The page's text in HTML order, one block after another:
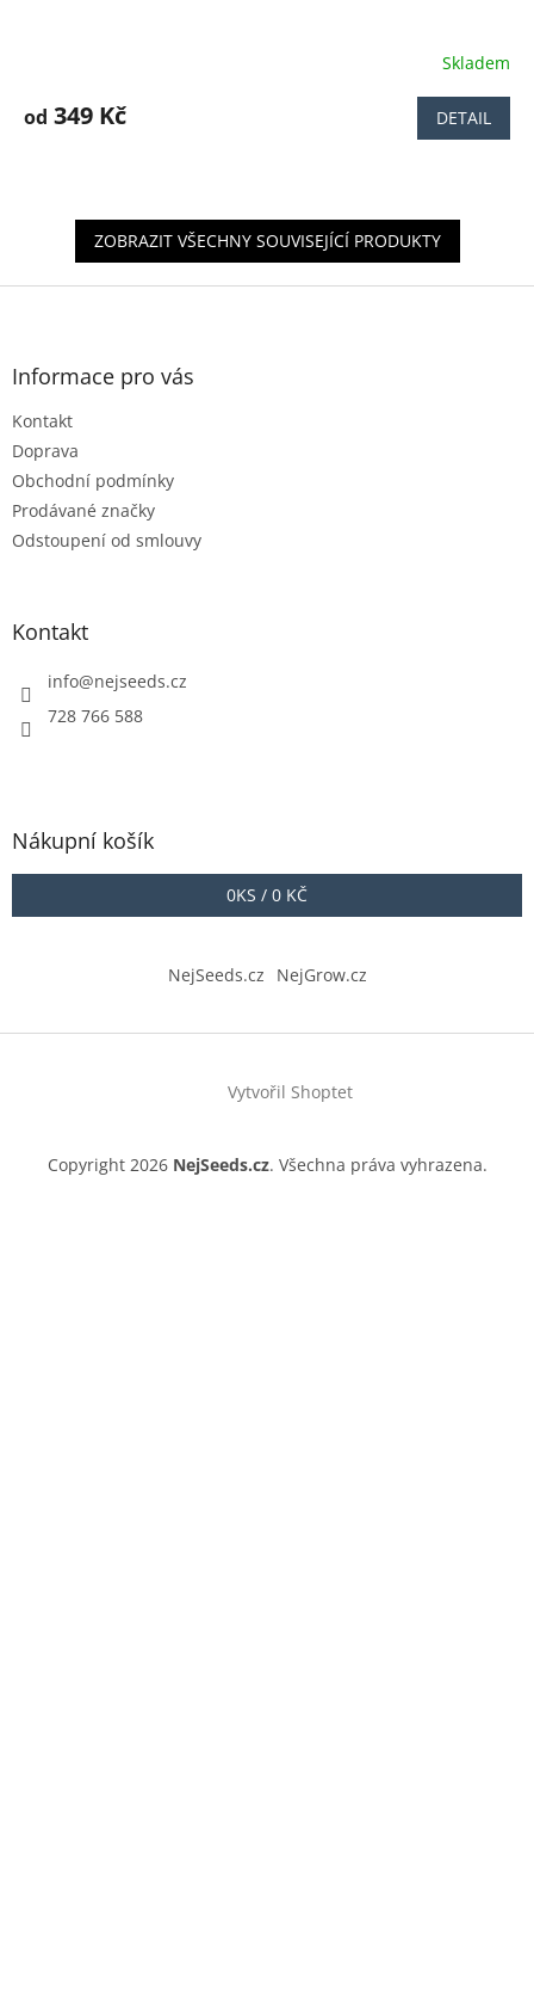
produktu
hvězdiček.
Skladem
od 349 Kč DETAIL
ZOBRAZIT VŠECHNY SOUVISEJÍCÍ PRODUKTY
Z
Informace pro vás
Kontakt
Doprava
Obchodní podmínky
Prodávané značky
Odstoupení od smlouvy
Kontakt
info@nejseeds.cz
728 766 588
Nákupní košík
0KS / 0 KČ
NejSeeds.cz NejGrow.cz
Vytvořil Shoptet
Copyright 2026 NejSeeds.cz. Všechna práva vyhrazena.